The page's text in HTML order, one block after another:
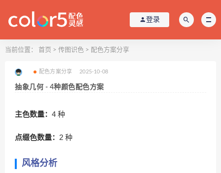
登录
当前位置： 首页 > 传图识色 > 配色方案分享
配色方案分享 2025-10-08
抽象几何 - 4种颜色配色方案
主色数量： 4 种
点缀色数量： 2 种
风格分析